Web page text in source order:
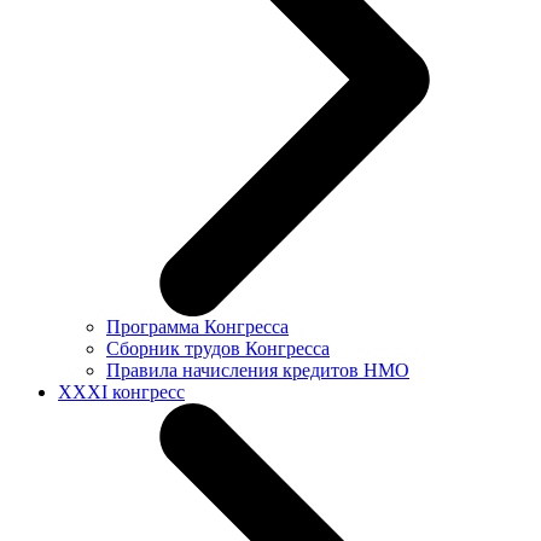
Программа Конгресса
Сборник трудов Конгресса
Правила начисления кредитов НМО
XXXI конгресс